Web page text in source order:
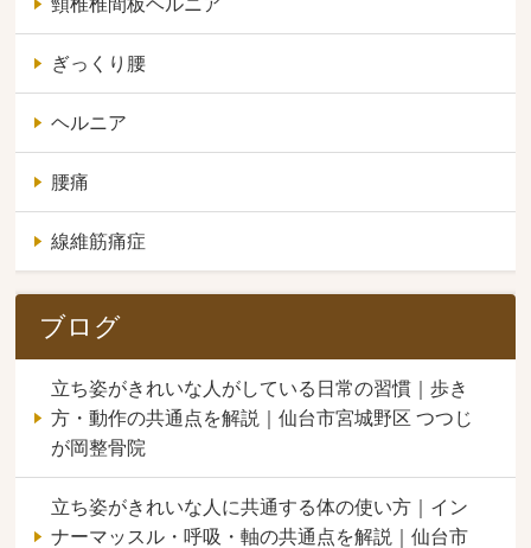
頸椎椎間板ヘルニア
ぎっくり腰
ヘルニア
腰痛
線維筋痛症
ブログ
立ち姿がきれいな人がしている日常の習慣｜歩き
方・動作の共通点を解説｜仙台市宮城野区 つつじ
が岡整骨院
立ち姿がきれいな人に共通する体の使い方｜イン
ナーマッスル・呼吸・軸の共通点を解説｜仙台市